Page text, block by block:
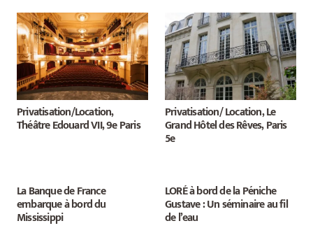
Privatisation/Location,
Théâtre Edouard VII, 9e Paris
Privatisation/ Location, Le
Grand Hôtel des Rêves, Paris
5e
La Banque de France
embarque à bord du
Mississippi
LORÉ à bord de la Péniche
Gustave : Un séminaire au fil
de l’eau